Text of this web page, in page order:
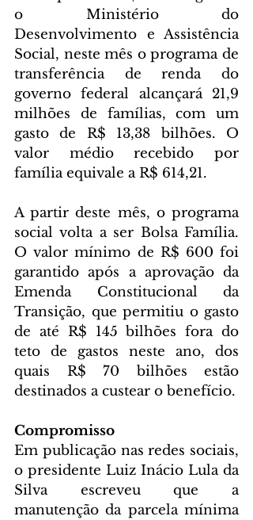
o Ministério do
Desenvolvimento e Assistência
Social, neste mês o programa de
transferência de renda do
governo federal alcançará 21,9
milhões de famílias, com um
gasto de R$ 13,38 bilhões. O
valor médio recebido por
família equivale a R$ 614,21.
A partir deste mês, o programa
social volta a ser Bolsa Família.
O valor mínimo de R$ 600 foi
garantido após a aprovação da
Emenda Constitucional da
Transição, que permitiu o gasto
de até R$ 145 bilhões fora do
teto de gastos neste ano, dos
quais R$ 70 bilhões estão
destinados a custear o benefício.
Compromisso
Em publicação nas redes sociais,
o presidente Luiz Inácio Lula da
Silva escreveu que a
manutenção da parcela mínima